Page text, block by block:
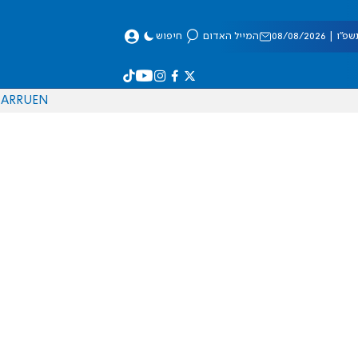
08/2026 המייל האדום חיפוש
EN
RU
AR